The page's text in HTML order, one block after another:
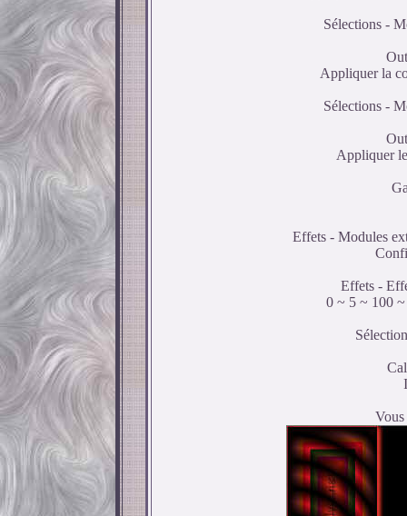
Sélections -
Appliquer la
Sélections -
Appliquer
Effets - Modules
Effets -
0 ~ 5 ~ 100